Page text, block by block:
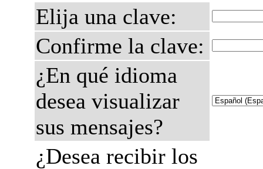
Elija una clave:
Confirme la clave:
¿En qué idioma
desea visualizar
sus mensajes?
¿Desea recibir los